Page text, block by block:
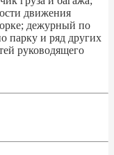
движения
дежурный по
парку и ряд других
руководящего